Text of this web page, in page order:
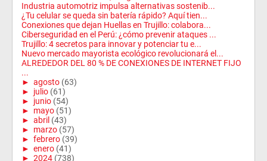
Industria automotriz impulsa alternativas sostenib...
¿Tu celular se queda sin batería rápido? Aquí tien...
Conexiones que dejan Huellas en Trujillo: colabora...
Ciberseguridad en el Perú: ¿cómo prevenir ataques ...
Trujillo: 4 secretos para innovar y potenciar tu e...
Nuevo mercado mayorista ecológico revolucionará el...
ALREDEDOR DEL 80 % DE CONEXIONES DE INTERNET FIJO
...
► agosto (63)
► julio (61)
► junio (54)
► mayo (51)
► abril (43)
► marzo (57)
► febrero (39)
► enero (41)
► 2024 (738)